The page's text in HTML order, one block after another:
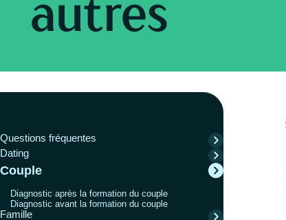
autres
Questions fréquentes
Dating
Couple
Diagnostic après la formation du couple
Diagnostic avant la formation du couple
Famille